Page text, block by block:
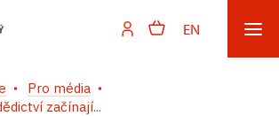
EN
Pro média
začínají...